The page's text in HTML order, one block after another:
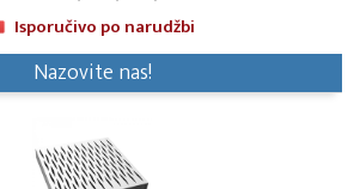
Isporučivo po narudžbi
Nazovite nas!